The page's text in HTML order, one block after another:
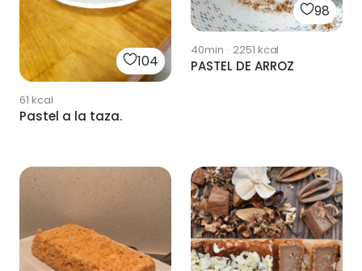
104
61 kcal
Pastel a la taza.
98
40min · 2251 kcal
PASTEL DE ARROZ